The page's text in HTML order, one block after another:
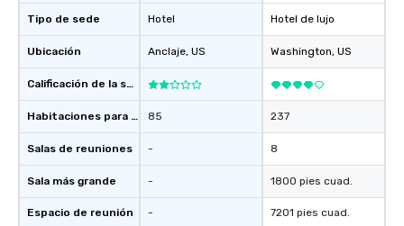
Tipo de sede
Ubicación
Calificación de la sede
Habitaciones para huéspedes
Salas de reuniones
Sala más grande
Espacio de reunión
Hotel
Anclaje, US
85
-
-
-
Hotel de lujo
Washington, US
237
8
1800 pies cuad.
7201 pies cuad.